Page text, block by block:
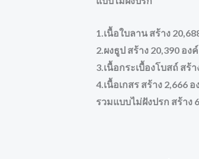
1.เนื้อใบลาน สร้าง
2.ผงธูป สร้าง 20,390 องค์
3.เนื้อกระเบื้องโบสถ์ สร้
4.เนื้อเกสร สร้าง 2,666 อ
รวมแบบไม่ฝังปรก สร้าง